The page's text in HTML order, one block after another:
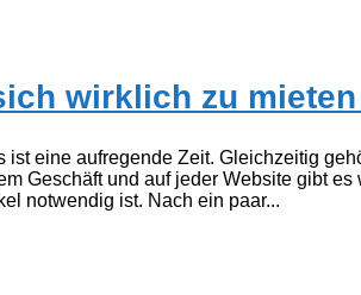
wirklich zu
ist eine aufregende Zeit. Gleichzeitig
Geschäft und auf jeder Website gibt
notwendig ist. Nach ein paar...